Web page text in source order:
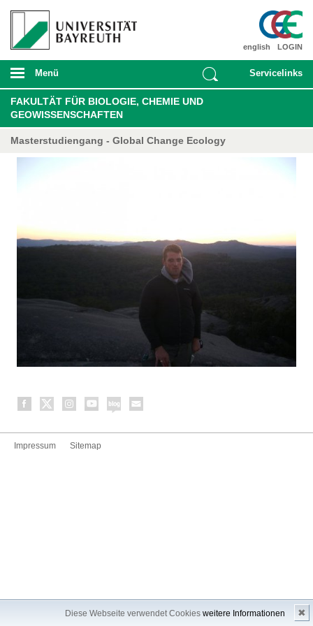
Diese Webseite verwendet Cookies weitere Informationen ✖
LOGIN
english
Menü Servicelinks
FAKULTÄT FÜR BIOLOGIE, CHEMIE UND
GEOWISSENSCHAFTEN
Masterstudiengang - Global Change Ecology
Impressum Sitemap